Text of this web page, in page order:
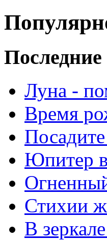
Луна -
Время
Юпитер в
Стихии
В